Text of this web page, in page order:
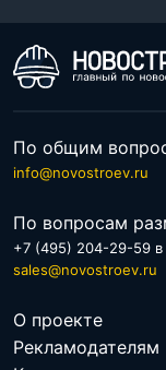
По общим
info@novostroev.ru
По вопросам
+7 (495) 204-29-59
sales@novostroev.ru
О проекте
Рекламодателям